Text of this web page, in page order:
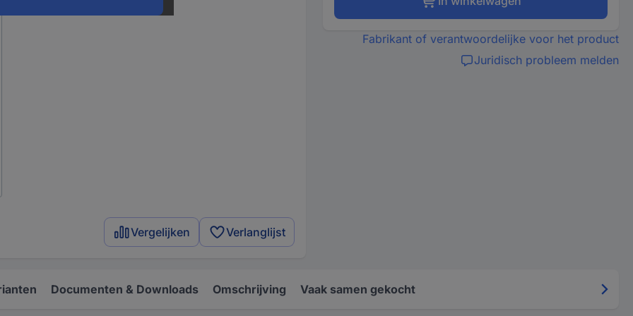
Vergelijken Verlanglijst
Fabrikant of verantwoordelijke voor het product
Juridisch probleem melden
Documenten & Downloads Omschrijving Vaak samen gekocht